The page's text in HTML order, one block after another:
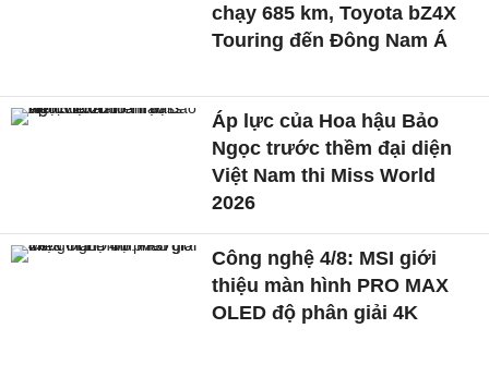
chạy 685 km, Toyota bZ4X
Touring đến Đông Nam Á
Áp lực của Hoa hậu Bảo
Ngọc trước thềm đại diện
Việt Nam thi Miss World
2026
Công nghệ 4/8: MSI giới
thiệu màn hình PRO MAX
OLED độ phân giải 4K